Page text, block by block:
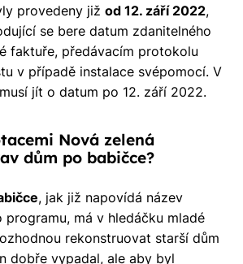
provedeny již od 12. září 2022,
se bere datum zdanitelného
faktuře, předávacím protokolu
v případě instalace svépomocí. V
jít o datum po 12. září 2022.
Nová zelená
dům po babičce?
, jak již napovídá název
má v hledáčku mladé
rekonstruovat starší dům
dobře vypadal, ale aby byl